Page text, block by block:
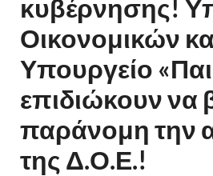
κυβέρνησης!
Οικονομικών
Υπουργείο
επιδιώκουν να
παράνομη την
της Δ.Ο.Ε.!